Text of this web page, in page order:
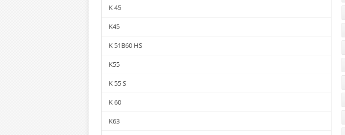
K 45
K45
K 51B60 HS
K55
K 55 S
K 60
K63